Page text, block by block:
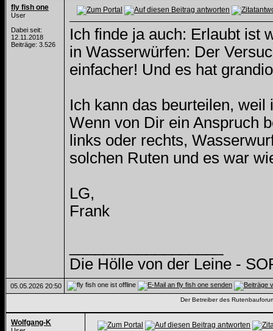
fly fish one
User
Dabei seit:
12.11.2018
Beiträge: 3.526
Ich finde ja auch: Erlaubt ist
in Wasserwürfen: Der
einfacher! Und es hat
Ich kann das beurteilen,
Wenn von Dir ein Anspruch
links oder rechts,
solchen Ruten und es war
LG,
Frank
Die Hölle von der Leine -
05.05.2026 20:50
Der Betreiber des
Wolfgang-K